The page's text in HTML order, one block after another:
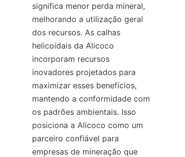
significa menor perda mineral,
melhorando a utilização geral
dos recursos. As calhas
helicoidais da Alicoco
incorporam recursos
inovadores projetados para
maximizar esses benefícios,
mantendo a conformidade com
os padrões ambientais. Isso
posiciona a Alicoco como um
parceiro confiável para
empresas de mineração que